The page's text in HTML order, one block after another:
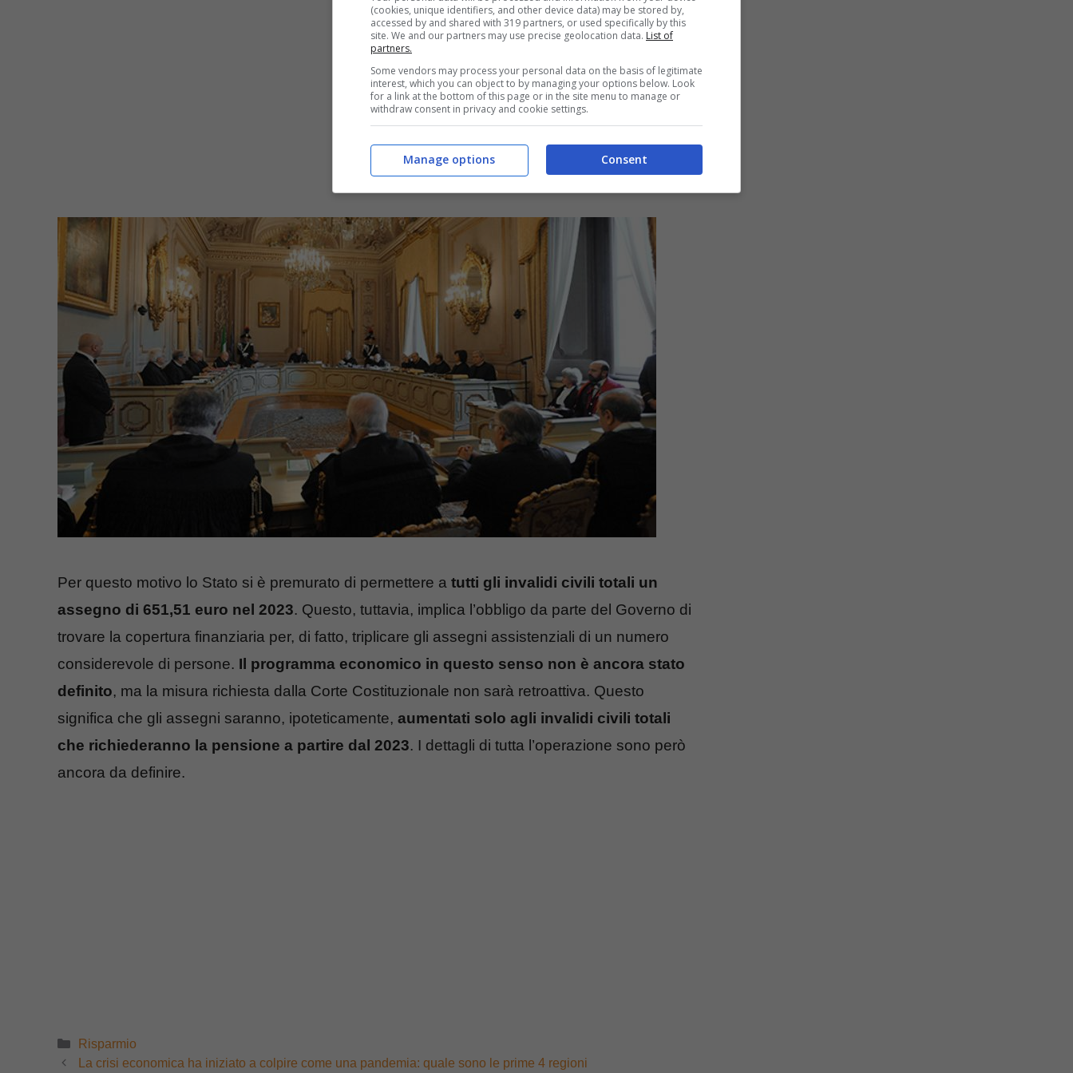
Per questo motivo lo Stato si è premurato di permettere a tutti gli invalidi civili totali un
assegno di 651,51 euro nel 2023. Questo, tuttavia, implica l’obbligo da parte del Governo di
trovare la copertura finanziaria per, di fatto, triplicare gli assegni assistenziali di un numero
considerevole di persone. Il programma economico in questo senso non è ancora stato
definito, ma la misura richiesta dalla Corte Costituzionale non sarà retroattiva. Questo
significa che gli assegni saranno, ipoteticamente, aumentati solo agli invalidi civili totali
che richiederanno la pensione a partire dal 2023. I dettagli di tutta l’operazione sono però
ancora da definire.
Categorie
Risparmio
La crisi economica ha iniziato a colpire come una pandemia: quale sono le prime 4 regioni
(cookies, unique identifiers, and other device data) may be stored by,
accessed by and shared with 319 partners, or used specifically by this
site. We and our partners may use precise geolocation data. List of
partners.
Some vendors may process your personal data on the basis of legitimate
interest, which you can object to by managing your options below. Look
for a link at the bottom of this page or in the site menu to manage or
withdraw consent in privacy and cookie settings.
Consent
Manage options